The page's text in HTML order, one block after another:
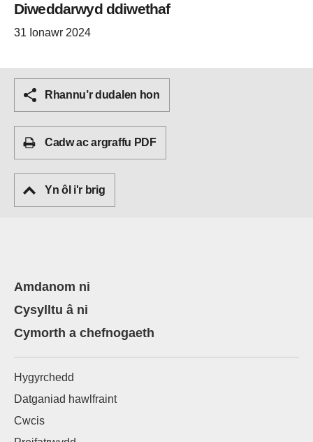
Diweddarwyd ddiwethaf
31 Ionawr 2024
Rhannu’r dudalen hon
Cadw ac argraffu PDF
Yn ôl i'r brig
Amdanom ni
Cysylltu â ni
Cymorth a chefnogaeth
Hygyrchedd
Datganiad hawlfraint
Cwcis